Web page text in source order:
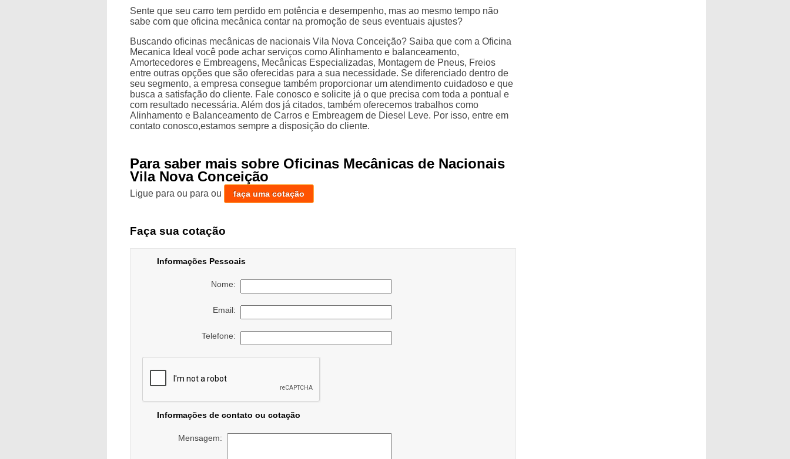
Sente que seu carro tem perdido em potência e desempenho, mas ao mesmo tempo não
sabe com que oficina mecânica contar na promoção de seus eventuais ajustes?
Buscando oficinas mecânicas de nacionais Vila Nova Conceição? Saiba que com a Oficina
Mecanica Ideal você pode achar serviços como Alinhamento e balanceamento,
Amortecedores e Embreagens, Mecânicas Especializadas, Montagem de Pneus, Freios
entre outras opções que são oferecidas para a sua necessidade. Se diferenciado dentro de
seu segmento, a empresa consegue também proporcionar um atendimento cuidadoso e que
busca a satisfação do cliente. Fale conosco e solicite já o que precisa com toda a pontual e
com resultado necessária. Além dos já citados, também oferecemos trabalhos como
Alinhamento e Balanceamento de Carros e Embreagem de Diesel Leve. Por isso, entre em
contato conosco,estamos sempre a disposição do cliente.
Para saber mais sobre Oficinas Mecânicas de Nacionais
Vila Nova Conceição
Ligue paraou paraou faça uma cotação
Faça sua cotação
Informações Pessoais
Nome:
Email:
Telefone:
Informações de contato ou cotação
Mensagem: